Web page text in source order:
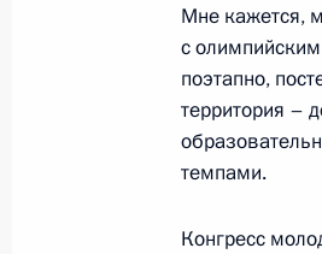
и правам
9 декабря 2021
Обращение в
Мне кажется,
с
поэтапно,
территория –
темпами.
Конгресс